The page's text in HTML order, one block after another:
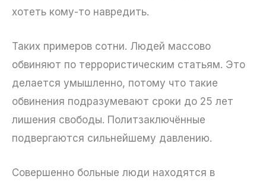
хотеть кому-то навредить.
Таких примеров сотни. Людей массово
обвиняют по террористическим статьям. Это
делается умышленно, потому что такие
обвинения подразумевают сроки до 25 лет
лишения свободы. Политзаключённые
подвергаются сильнейшему давлению.
Совершенно больные люди находятся в